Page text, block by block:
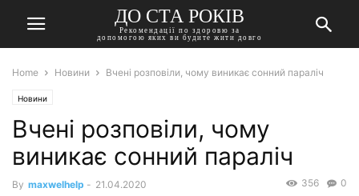
ДО СТА РОКІВ
Рекомендації по здоровю за
допомогою яких ви будите жити довго
Home Новини Вчені розповіли, чому виникає сонний параліч
Новини
Вчені розповіли, чому
виникає сонний параліч
By maxwelhelp - 21.04.2020 0
356